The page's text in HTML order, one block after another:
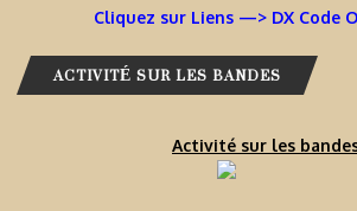
Cliquez sur Liens —> DX Code
ACTIVITÉ SUR LES BANDES
Activité sur les